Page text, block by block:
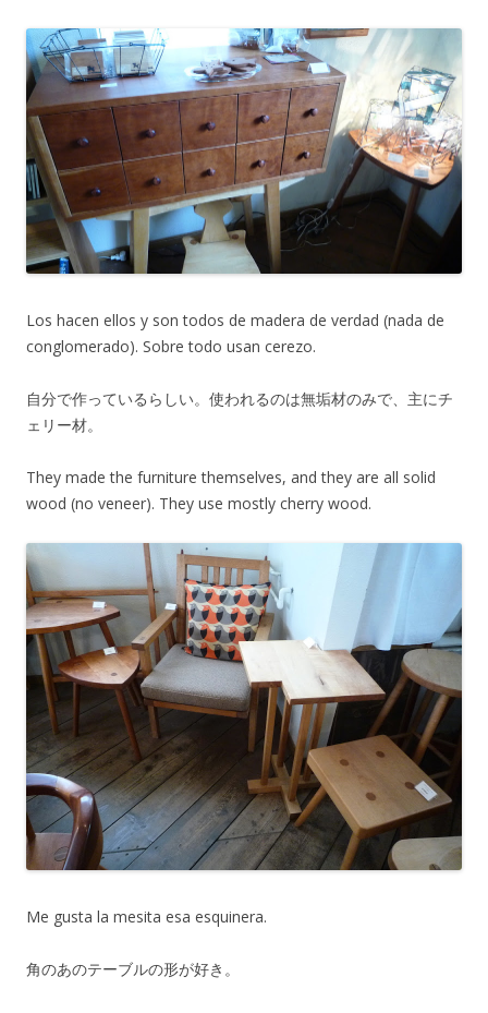
Los hacen ellos y son todos de madera de verdad (nada de
conglomerado). Sobre todo usan cerezo.
自分で作っているらしい。使われるのは無垢材のみで、主にチ
ェリー材。
They made the furniture themselves, and they are all solid
wood (no veneer). They use mostly cherry wood.
Me gusta la mesita esa esquinera.
角のあのテーブルの形が好き。